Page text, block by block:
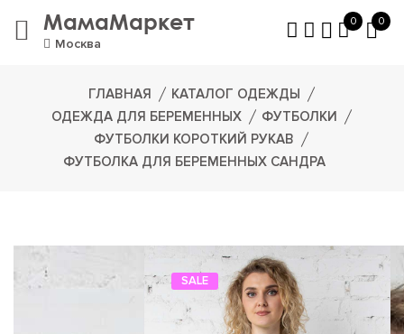
МамаМаркет
Москва
0 0
ГЛАВНАЯ
КАТАЛОГ ОДЕЖДЫ
ОДЕЖДА ДЛЯ БЕРЕМЕННЫХ
ФУТБОЛКИ
ФУТБОЛКИ КОРОТКИЙ РУКАВ
ФУТБОЛКА ДЛЯ БЕРЕМЕННЫХ САНДРА
SALE